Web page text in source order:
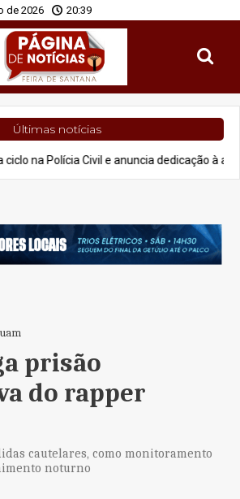
de 2026 20:39
Últimas notícias
Civil e anuncia dedicação à advocacia e
prisão
do rapper
cautelares, como monitoramento
noturno